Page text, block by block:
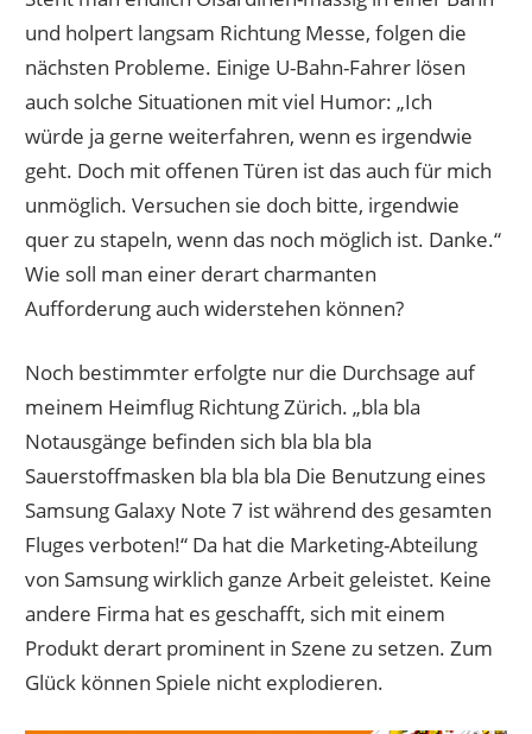
und holpert langsam Richtung Messe, folgen die
nächsten Probleme. Einige U-Bahn-Fahrer lösen
auch solche Situationen mit viel Humor: „Ich
würde ja gerne weiterfahren, wenn es irgendwie
geht. Doch mit offenen Türen ist das auch für mich
unmöglich. Versuchen sie doch bitte, irgendwie
quer zu stapeln, wenn das noch möglich ist. Danke.“
Wie soll man einer derart charmanten
Aufforderung auch widerstehen können?
Noch bestimmter erfolgte nur die Durchsage auf
meinem Heimflug Richtung Zürich. „bla bla
Notausgänge befinden sich bla bla bla
Sauerstoffmasken bla bla bla Die Benutzung eines
Samsung Galaxy Note 7 ist während des gesamten
Fluges verboten!“ Da hat die Marketing-Abteilung
von Samsung wirklich ganze Arbeit geleistet. Keine
andere Firma hat es geschafft, sich mit einem
Produkt derart prominent in Szene zu setzen. Zum
Glück können Spiele nicht explodieren.